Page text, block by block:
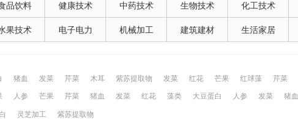
品饮料 健康技术 中药技术 生物技术 化工技术
果技术 电子电力 机械加工 建筑建材 生活家居
猪血 发菜 芹菜 木耳 紫苏提取物 发菜 红花 芒果 红球藻 芹菜
人参 芒果 芹菜 猪血 发菜 红花 藻类 大豆蛋白 人参 发菜 猪血
灵芝加工 紫苏提取物